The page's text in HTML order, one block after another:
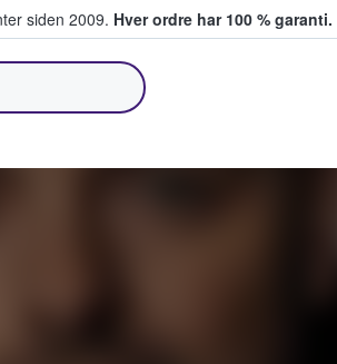
siden 2009. Hver ordre har 100 % garanti.